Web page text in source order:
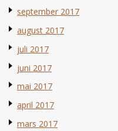
september 2017
august 2017
juli 2017
juni 2017
mai 2017
april 2017
mars 2017